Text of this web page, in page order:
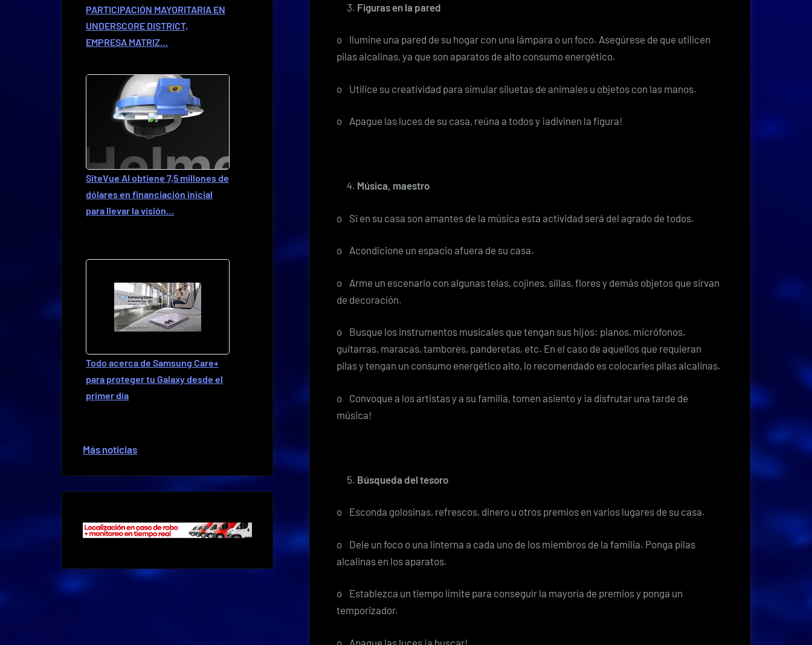
Figuras en la pared
o Ilumine una pared de su hogar con una lámpara o un foco. Asegúrese de que utilicen
pilas alcalinas, ya que son aparatos de alto consumo energético.
o Utilice su creatividad para simular siluetas de animales u objetos con las manos.
o Apague las luces de su casa, reúna a todos y ¡adivinen la figura!
Música, maestro
o Si en su casa son amantes de la música esta actividad será del agrado de todos.
o Acondicione un espacio afuera de su casa.
o Arme un escenario con algunas telas, cojines, sillas, flores y demás objetos que sirvan
de decoración.
o Busque los instrumentos musicales que tengan sus hijos: pianos, micrófonos,
guitarras, maracas, tambores, panderetas, etc. En el caso de aquellos que requieran
pilas y tengan un consumo energético alto, lo recomendado es colocarles pilas alcalinas.
o Convoque a los artistas y a su familia, tomen asiento y ¡a disfrutar una tarde de
música!
Búsqueda del tesoro
o Esconda golosinas, refrescos, dinero u otros premios en varios lugares de su casa.
o Dele un foco o una linterna a cada uno de los miembros de la familia. Ponga pilas
alcalinas en los aparatos.
o Establezca un tiempo límite para conseguir la mayoría de premios y ponga un
temporizador.
o Apague las luces ¡a buscar!
PARTICIPACIÓN MAYORITARIA EN
UNDERSCORE DISTRICT,
EMPRESA MATRIZ…
SiteVue AI obtiene 7,5 millones de
dólares en financiación inicial
para llevar la visión…
Todo acerca de Samsung Care+
para proteger tu Galaxy desde el
primer día
Más noticias